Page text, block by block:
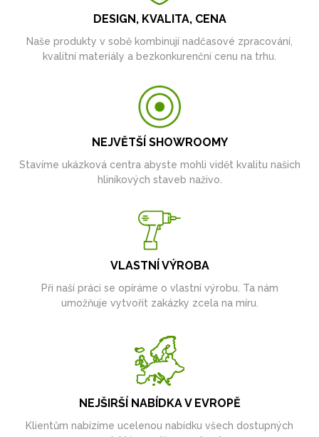
DESIGN, KVALITA, CENA
Naše produkty v sobě kombinují nadčasové zpracování,
kvalitní materiály a bezkonkurenční cenu na trhu.
NEJVĚTŠÍ SHOWROOMY
Stavíme ukázková centra abyste mohli vidět kvalitu našich
hliníkových staveb naživo.
VLASTNÍ VÝROBA
Při naší práci se opíráme o vlastní výrobu. Ta nám
umožňuje vytvořit zakázky zcela na míru.
NEJŠIRŠÍ NABÍDKA V EVROPĚ
Klientům nabízíme ucelenou nabídku všech dostupných